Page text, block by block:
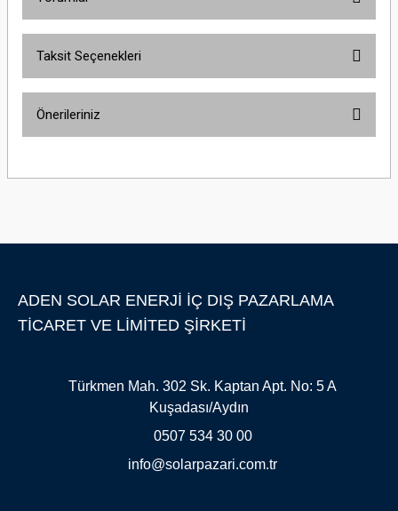
Taksit Seçenekleri
Önerileriniz
yetersiz gördüğünüz noktaları öneri formunu kullanarak tarafımıza
Ürün bilgilerinde hatalar bulunuyor.
Ürün fiyatı diğer sitelerden daha pahalı.
Gönder
ADEN SOLAR ENERJİ İÇ DIŞ PAZARLAMA
TİCARET VE LİMİTED ŞİRKETİ
Türkmen Mah. 302 Sk. Kaptan Apt. No: 5 A
Kuşadası/Aydın
0507 534 30 00
info@solarpazari.com.tr